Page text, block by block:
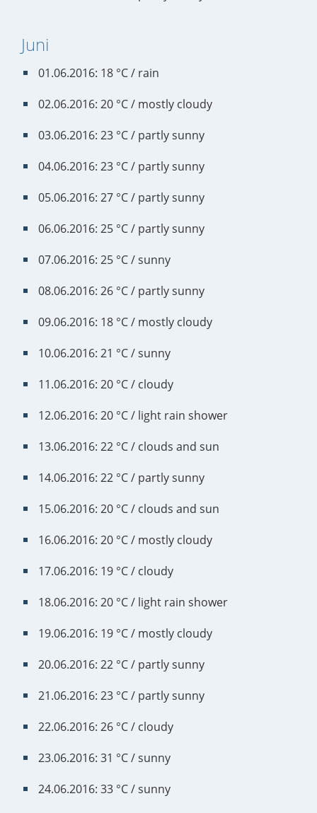
Juni
01.06.2016: 18 °C / rain
02.06.2016: 20 °C / mostly cloudy
03.06.2016: 23 °C / partly sunny
04.06.2016: 23 °C / partly sunny
05.06.2016: 27 °C / partly sunny
06.06.2016: 25 °C / partly sunny
07.06.2016: 25 °C / sunny
08.06.2016: 26 °C / partly sunny
09.06.2016: 18 °C / mostly cloudy
10.06.2016: 21 °C / sunny
11.06.2016: 20 °C / cloudy
12.06.2016: 20 °C / light rain shower
13.06.2016: 22 °C / clouds and sun
14.06.2016: 22 °C / partly sunny
15.06.2016: 20 °C / clouds and sun
16.06.2016: 20 °C / mostly cloudy
17.06.2016: 19 °C / cloudy
18.06.2016: 20 °C / light rain shower
19.06.2016: 19 °C / mostly cloudy
20.06.2016: 22 °C / partly sunny
21.06.2016: 23 °C / partly sunny
22.06.2016: 26 °C / cloudy
23.06.2016: 31 °C / sunny
24.06.2016: 33 °C / sunny